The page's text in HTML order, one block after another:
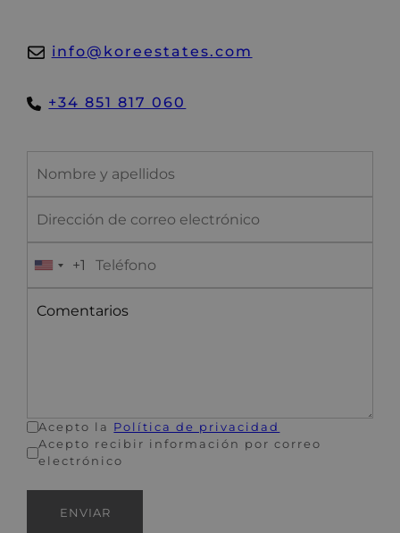
info@koreestates.com
+34 851 817 060
U
n
i
t
a
t
+1
Acepto la Política de privacidad
Acepto recibir información por correo
electrónico
ENVIAR